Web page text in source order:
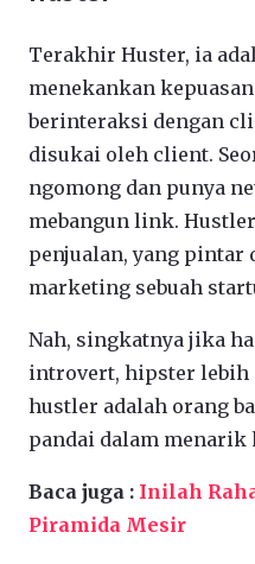
Terakhir Huster, ia
menekankan
berinteraksi dengan
disukai oleh client.
ngomong dan punya
mebangun link.
penjualan, yang pintar
marketing sebuah
Nah, singkatnya jika
introvert, hipster lebih
hustler adalah orang
pandai dalam menarik
Baca juga : Inilah
Piramida Mesir